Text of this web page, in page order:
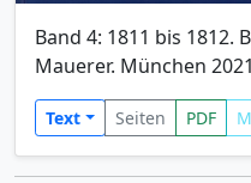
Band 4: 1811 bis 1812.
Mauerer. München
Text Seiten PDF